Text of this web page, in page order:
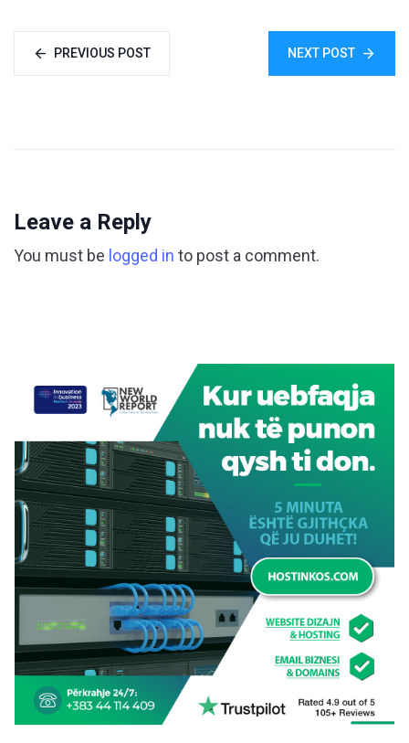
PREVIOUS POST NEXT POST
Leave a Reply
You must be logged in to post a comment.